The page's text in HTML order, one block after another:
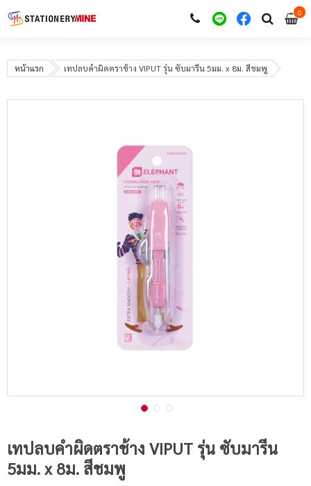
00
หน้าแรก เทปลบคำผิดตราช้าง VIPUT รุ่น ซับมารีน 5มม. x 8ม. สีชมพู
เทปลบคำผิดตราช้าง VIPUT รุ่น ซับมารีน
5มม. x 8ม. สีชมพู